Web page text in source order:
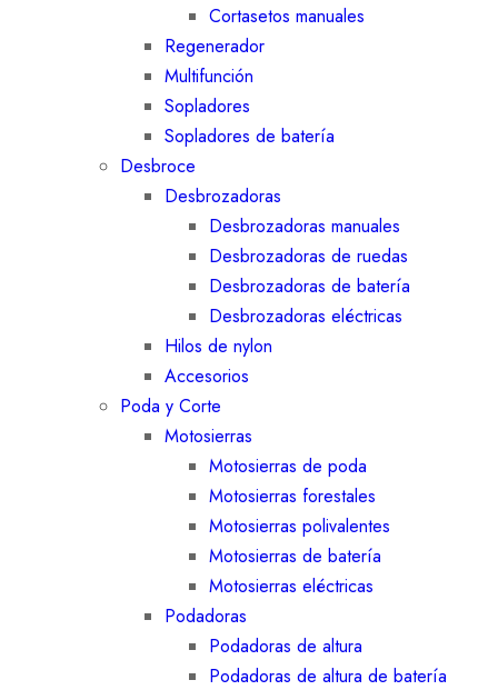
Cortasetos manuales
Regenerador
Multifunción
Sopladores
Sopladores de batería
Desbroce
Desbrozadoras
Desbrozadoras manuales
Desbrozadoras de ruedas
Desbrozadoras de batería
Desbrozadoras eléctricas
Hilos de nylon
Accesorios
Poda y Corte
Motosierras
Motosierras de poda
Motosierras forestales
Motosierras polivalentes
Motosierras de batería
Motosierras eléctricas
Podadoras
Podadoras de altura
Podadoras de altura de batería